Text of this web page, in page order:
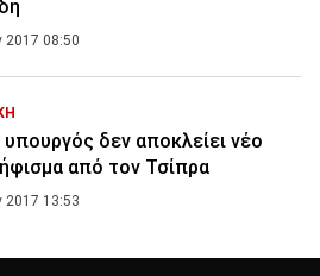
2017 08:50
δεν αποκλείει νέο
από τον Τσίπρα
2017 13:53